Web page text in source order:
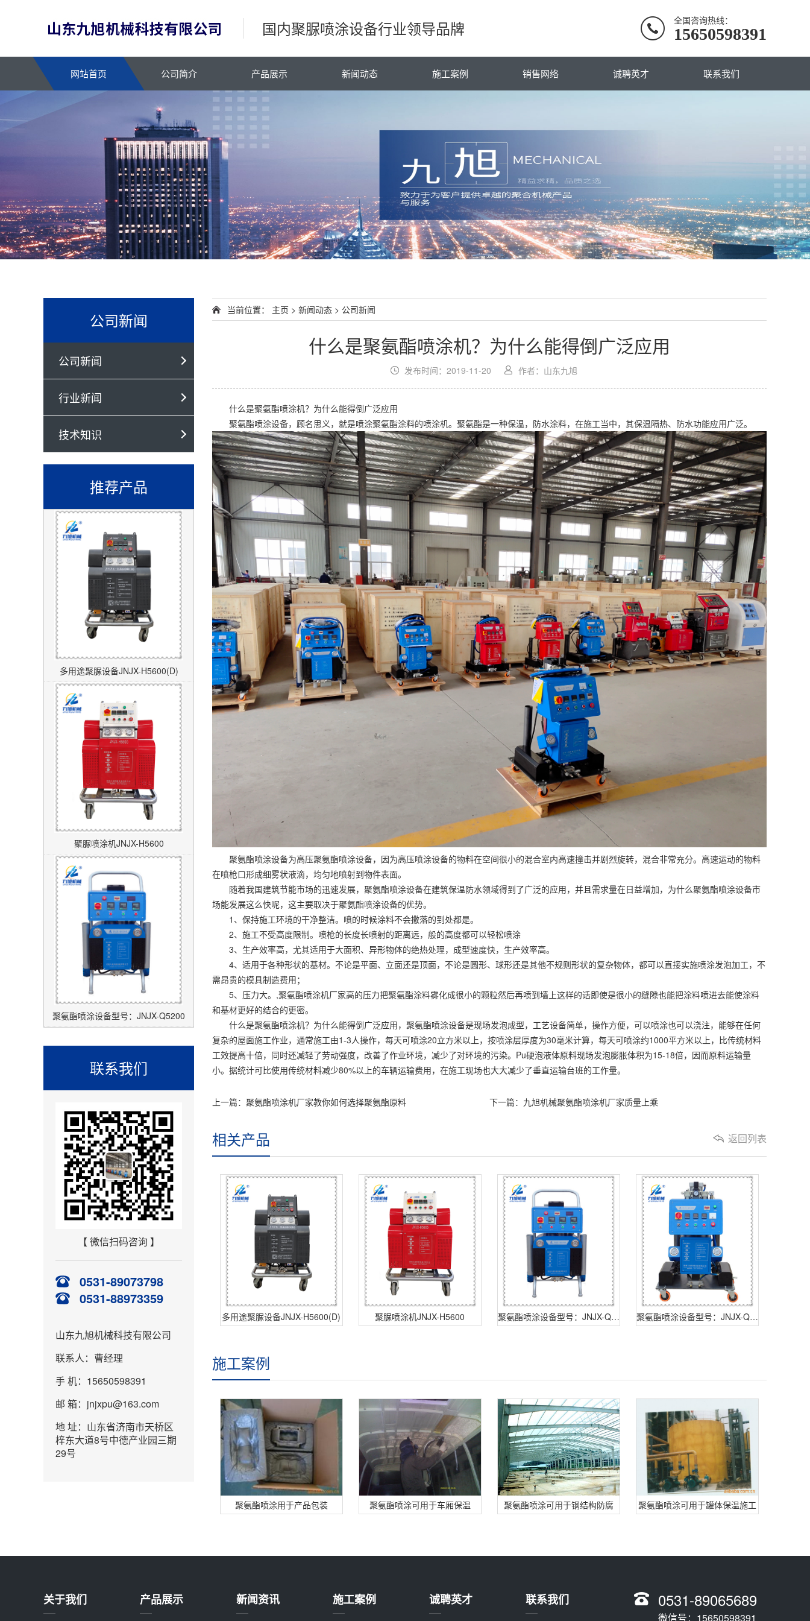
国内聚脲喷涂设备行业领导品牌 全国咨询热线：
15650598391
网站首页 公司简介 产品展示 新闻动态 施工案例 销售网络 诚聘英才 联系我们
公司新闻
公司新闻
行业新闻
技术知识
推荐产品
多用途聚脲设备JNJX-H5600(D)
聚脲喷涂机JNJX-H5600
聚氨酯喷涂设备型号：JNJX-Q5200
联系我们
【 微信扫码咨询 】
0531-89073798
0531-88973359
山东九旭机械科技有限公司
联系人：曹经理
手 机：15650598391
邮 箱：jnjxpu@163.com
地 址：山东省济南市天桥区
梓东大道8号中德产业园三期
29号
当前位置： 主页 > 新闻动态 > 公司新闻
什么是聚氨酯喷涂机？为什么能得倒广泛应用
发布时间：2019-11-20 作者：山东九旭
什么是聚氨酯喷涂机？为什么能得倒广泛应用
聚氨酯喷涂设备，顾名思义，就是喷涂聚氨酯涂料的喷涂机。聚氨酯是一种保温，防水涂料，在施工当中，其保温隔热、防水功能应用广泛。
聚氨酯喷涂设备为高压聚氨酯喷涂设备，因为高压喷涂设备的物料在空间很小的混合室内高速撞击并剧烈旋转，混合非常充分。高速运动的物料
在喷枪口形成细雾状液滴，均匀地喷射到物件表面。
随着我国建筑节能市场的迅速发展，聚氨酯喷涂设备在建筑保温防水领域得到了广泛的应用，并且需求量在日益增加，为什么聚氨酯喷涂设备市
场能发展这么快呢，这主要取决于聚氨酯喷涂设备的优势。
1、保持施工环境的干净整洁。喷的时候涂料不会撒落的到处都是。
2、施工不受高度限制。喷枪的长度长喷射的距离远，般的高度都可以轻松喷涂
3、生产效率高，尤其适用于大面积、异形物体的绝热处理，成型速度快，生产效率高。
4、适用于各种形状的基材。不论是平面、立面还是顶面，不论是圆形、球形还是其他不规则形状的复杂物体，都可以直接实施喷涂发泡加工，不
需昂贵的模具制造费用；
5、压力大。,聚氨酯喷涂机厂家高的压力把聚氨酯涂料雾化成很小的颗粒然后再喷到墙上这样的话即使是很小的缝隙也能把涂料喷进去能使涂料
和基材更好的结合的更密。
什么是聚氨酯喷涂机？为什么能得倒广泛应用，聚氨酯喷涂设备是现场发泡成型，工艺设备简单，操作方便，可以喷涂也可以浇注，能够在任何
复杂的屋面施工作业，通常施工由1-3人操作，每天可喷涂20立方米以上，按喷涂层厚度为30毫米计算，每天可喷涂约1000平方米以上，比传统材料
工效提高十倍，同时还减轻了劳动强度，改善了作业环境，减少了对环境的污染。Pu硬泡液体原料现场发泡膨胀体积为15-18倍，因而原料运输量
小。据统计可比使用传统材料减少80%以上的车辆运输费用，在施工现场也大大减少了垂直运输台班的工作量。
上一篇：聚氨酯喷涂机厂家教你如何选择聚氨酯原料 下一篇：九旭机械聚氨酯喷涂机厂家质量上乘
返回列表
相关产品
多用途聚脲设备JNJX-H5600(D) 聚脲喷涂机JNJX-H5600 聚氨酯喷涂设备型号：JNJX-Q5200 聚氨酯喷涂设备型号：JNJX-Q2600
施工案例
聚氨酯喷涂用于产品包装 聚氨酯喷涂可用于车厢保温 聚氨酯喷涂可用于钢结构防腐 聚氨酯喷涂可用于罐体保温施工
关于我们 产品展示 新闻资讯 施工案例 诚聘英才 联系我们 0531-89065689
微信号：15650598391